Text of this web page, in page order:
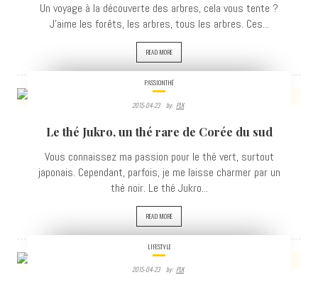
Un voyage à la découverte des arbres, cela vous tente ?
J'aime les forêts, les arbres, tous les arbres. Ces...
READ MORE
PASSIONTHÉ
2015-04-23 By: PLK
Le thé Jukro, un thé rare de Corée du sud
Vous connaissez ma passion pour le thé vert, surtout
japonais. Cependant, parfois, je me laisse charmer par un
thé noir. Le thé Jukro...
READ MORE
LIFESTYLE
2015-04-23 By: PLK